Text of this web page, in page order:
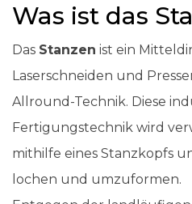
Was ist das
Das Stanzen ist ein
Laserschneiden und
Allround-Technik. Diese
Fertigungstechnik wird
mithilfe eines Stanzkopfs
lochen und umzuformen.